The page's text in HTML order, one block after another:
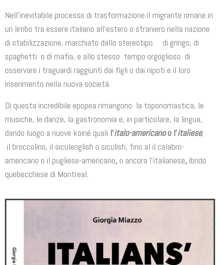
Nell’inevitabile processo di trasformazione il migrante rimane in
un limbo tra essere italiano all’estero o straniero nella nazione
di stabilizzazione, marchiato dallo stereotipo di gringo, di
spaghetti o di mafia, e allo stesso tempo orgoglioso di
osservare i traguardi raggiunti dai figli o dai nipoti e il loro
inserimento nella nuova società.
Di questa incredibile epopea rimangono la toponomastica, le
musiche, le danze, la gastronomia e, in particolare, la lingua,
dando luogo a nuove koiné quali l’italo-americanoo l’italiese,
il broccolino, il siculenglish o siculish, fino al il calabro-
americano o il pugliese-americano, o ancora l’italianese, ibrido
quebecchese di Montreal.